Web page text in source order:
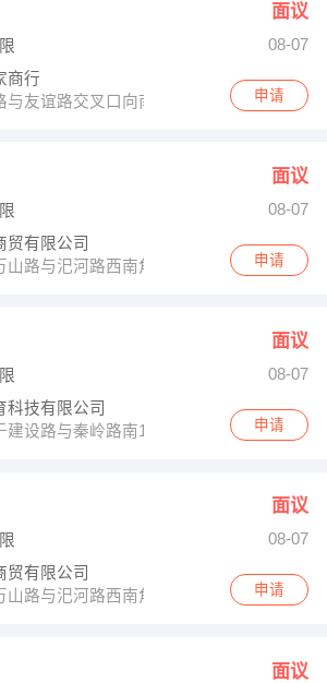
面议
08-07
商行
与友谊路交叉口向南300米
申请
面议
08-07
贸有限公司
山路与汜河路西南角二楼202
申请
面议
08-07
科技有限公司
建设路与秦岭路南100米
申请
面议
08-07
贸有限公司
山路与汜河路西南角二楼202
申请
面议